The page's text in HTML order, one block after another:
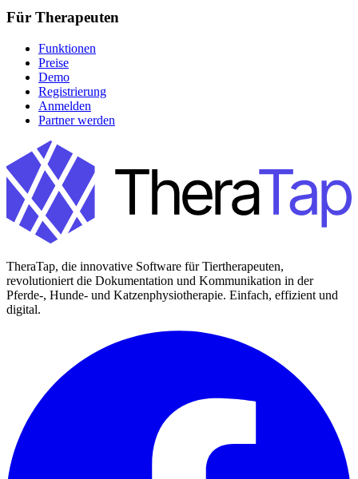
Für Therapeuten
Funktionen
Preise
Demo
Registrierung
Anmelden
Partner werden
TheraTap, die innovative Software für Tiertherapeuten,
revolutioniert die Dokumentation und Kommunikation in der
Pferde-, Hunde- und Katzenphysiotherapie. Einfach, effizient und
digital.